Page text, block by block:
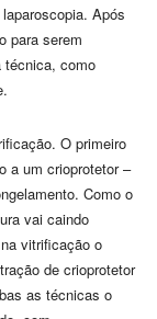
Após
para serem
técnica, como
O primeiro
a um crioprotetor –
Como o
vai caindo
vitrificação o
de crioprotetor
as técnicas o